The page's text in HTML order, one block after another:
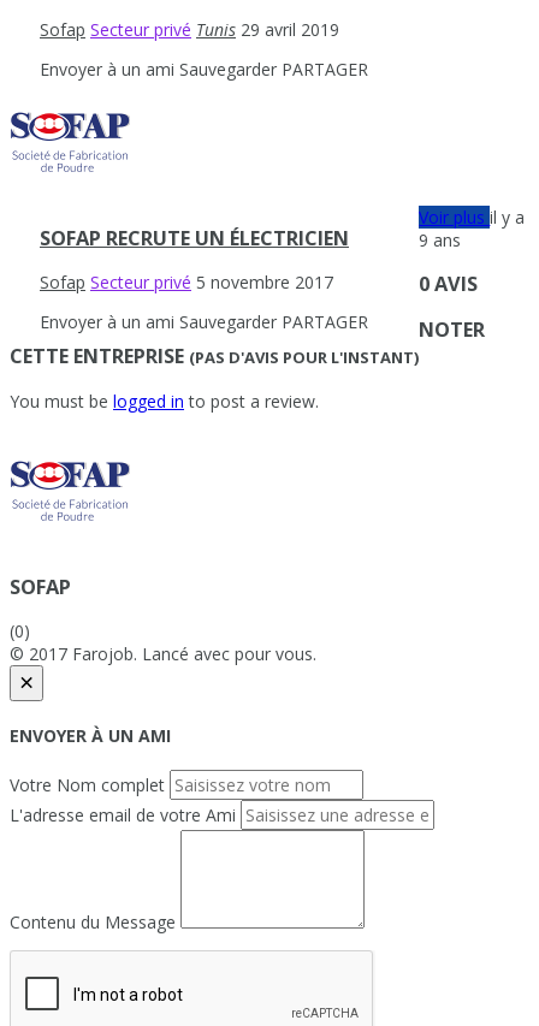
Sofap Secteur privé Tunis 29 avril 2019
Envoyer à un ami Sauvegarder PARTAGER
SOFAP RECRUTE UN ÉLECTRICIEN
Sofap Secteur privé 5 novembre 2017
Envoyer à un ami Sauvegarder PARTAGER
Voir plusil y a
9 ans
0 AVIS
NOTER
CETTE ENTREPRISE (PAS D'AVIS POUR L'INSTANT)
You must be logged in to post a review.
SOFAP
(0)
© 2017 Farojob. Lancé avec pour vous.
×
ENVOYER À UN AMI
Votre Nom complet
L'adresse email de votre Ami
Contenu du Message